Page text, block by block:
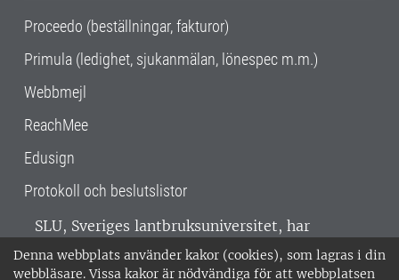
Denna webbplats använder kakor (cookies), som lagras i din
webbläsare. Vissa kakor är nödvändiga för att webbplatsen
Proceedo (beställningar, fakturor)
Primula (ledighet, sjukanmälan, lönespec m.m.)
Webbmejl
ReachMee
Edusign
Protokoll och beslutslistor
SLU, Sveriges lantbruksuniversitet, har
verksamhet över hela Sverige. Huvudorter är
Alnarp, Uppsala och Umeå.SLU är